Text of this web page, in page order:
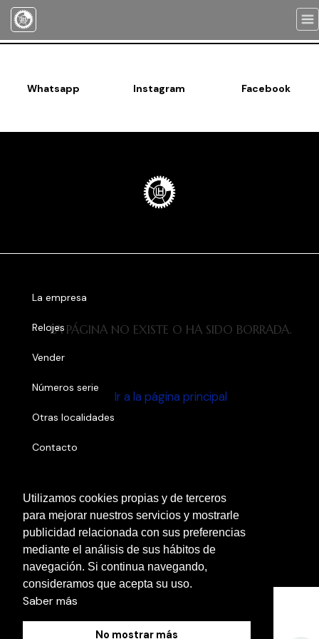
Utilizamos cookies propias y de terceros
para mejorar nuestros servicios y mostrarle
publicidad relacionada con sus preferencias
mediante el análisis de sus hábitos de
navegación. Si continua navegando,
consideramos que acepta su uso.
Saber más
No mostrar más
LA PÁGINA NO EXISTE O HA SIDO BORRADA.
Ir a la página principal
Whatsapp Instagram Facebook
La empresa
Relojes
Vender
Números serie
Otras localidades
Contacto
Política de Cookies
Aviso Legal
Política de Privacidad